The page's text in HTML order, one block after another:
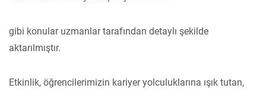
gibi konular uzmanlar tarafından detaylı şekilde
aktarılmıştır.
Etkinlik, öğrencilerimizin kariyer yolculuklarına ışık tutan,